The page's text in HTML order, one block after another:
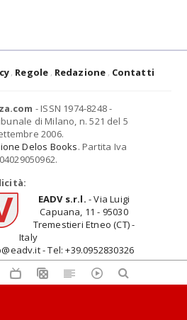
Regole Redazione Contatti
- ISSN 1974-8248 -
di Milano, n. 521 del 5
2006.
Delos Books. Partita Iva
04029050962.
EADV s.r.l. - Via Luigi
Capuana, 11 - 95030
Tremestieri Etneo (CT) -
Italy
- Tel: +39.0952830326